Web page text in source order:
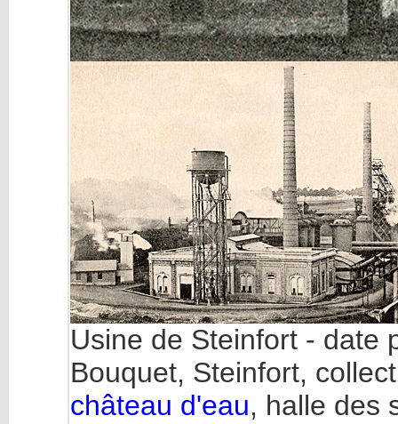
Usine de Steinfort - date
Bouquet, Steinfort,
château d'eau, halle des